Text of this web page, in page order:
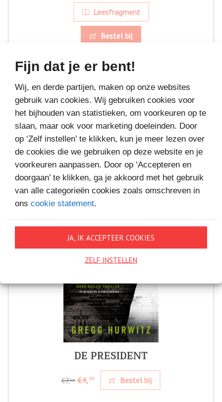
Fijn dat je er bent!
Wij, en derde partijen, maken op onze websites
gebruik van cookies. Wij gebruiken cookies voor
het bijhouden van statistieken, om voorkeuren op te
slaan, maar ook voor marketing doeleinden. Door
op ‘Zelf instellen’ te klikken, kun je meer lezen over
de cookies die we gebruiken op deze website en je
voorkeuren aanpassen. Door op ‘Accepteren en
doorgaan’ te klikken, ga je akkoord met het gebruik
van alle categorieën cookies zoals omschreven in
ons cookie statement.
JA, IK ACCEPTEER COOKIES
ZELF INSTELLEN
Leesfragment
Bestel bij
MEER BOEKEN VAN
VAKANTIELEZEN
DE PRESIDENT
€7,99 €4,99 Bestel bij